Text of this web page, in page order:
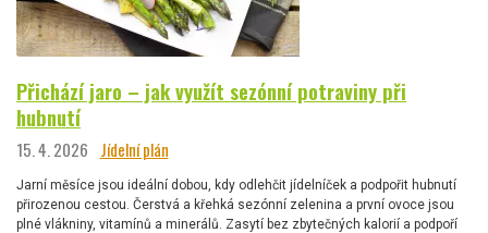
Přichází jaro – jak využít sezónní potraviny při
hubnutí
15. 4. 2026 Jídelní plán
Jarní měsíce jsou ideální dobou, kdy odlehčit jídelníček a podpořit hubnutí
přirozenou cestou. Čerstvá a křehká sezónní zelenina a první ovoce jsou
plné vlákniny, vitamínů a minerálů. Zasytí bez zbytečných kalorií a podpoří